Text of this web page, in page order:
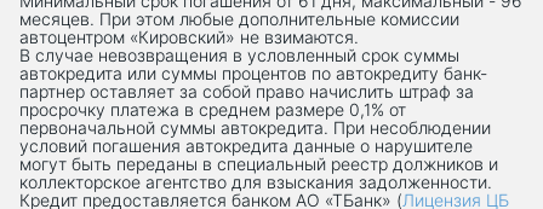
месяцев. При этом любые дополнительные комиссии
автоцентром «Кировский» не взимаются.
В случае невозвращения в условленный срок суммы
автокредита или суммы процентов по автокредиту банк-
партнер оставляет за собой право начислить штраф за
просрочку платежа в среднем размере 0,1% от
первоначальной суммы автокредита. При несоблюдении
условий погашения автокредита данные о нарушителе
могут быть переданы в специальный реестр должников и
коллекторское агентство для взыскания задолженности.
Кредит предоставляется банком АО «ТБанк» (Лицензия ЦБ